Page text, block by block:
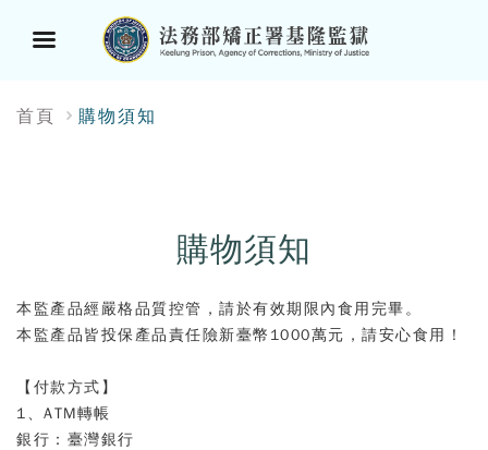
單
首頁 購物須知
購物須知
本監產品經嚴格品質控管，請於有效期限內食用完畢。
本監產品皆投保產品責任險新臺幣1000萬元，請安心食用！
【付款方式】
1、ATM轉帳
銀行：臺灣銀行